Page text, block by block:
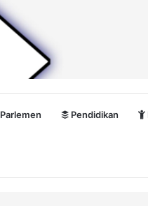
Parlemen Pendidikan